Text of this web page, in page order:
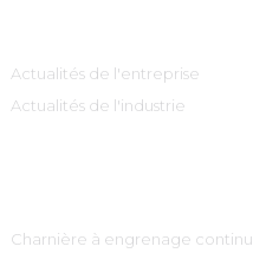
Actualités de l'entreprise
Actualités de l'industrie
Charnière à engrenage continu